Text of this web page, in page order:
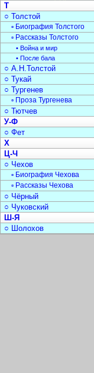
Т
○ Толстой
▫ Биография Толстого
▫ Рассказы Толстого
• Война и мир
• После бала
○ А.Н.Толстой
○ Тукай
○ Тургенев
▫ Проза Тургенева
○ Тютчев
У-Ф
○ Фет
Х
Ц-Ч
○ Чехов
▫ Биография Чехова
▫ Рассказы Чехова
○ Чёрный
○ Чуковский
Ш-Я
○ Шолохов